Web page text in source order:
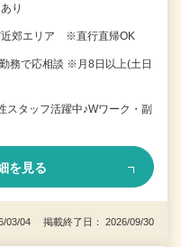
り
近郊エリア ※直行直帰OK
務で応相談 ※月8日以上(土日
スタッフ活躍中♪Wワーク・副
を見る
03/04 掲載終了日： 2026/09/30